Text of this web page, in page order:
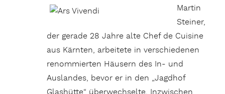
Martin
Steiner,
der gerade 28 Jahre alte Chef de Cuisine
aus Kärnten, arbeitete in verschiedenen
renommierten Häusern des In- und
Auslandes, bevor er in den „Jagdhof